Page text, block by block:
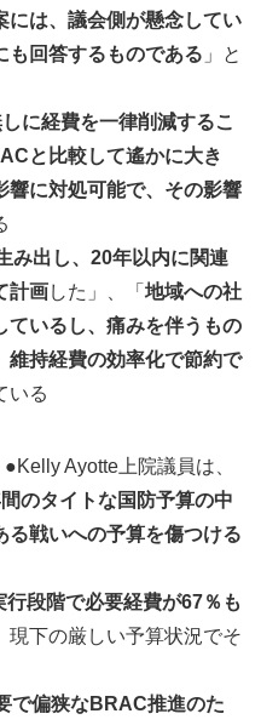
には、議会側が懸念してい
も回答するものである 」と
に経費を一律削減するこ
と比較して遙かに大き
響に対処可能で、その影響
み出し、20年以内に関連
計画した」、「 地域への社
ているし、痛みを伴うもの
維持経費の効率化で節約で
いる
●Kelly Ayotte上院議員は、
のタイトな国防予算の中
る戦いへの予算を傷つける
段階で必要経費が67％も
、現下の厳しい予算状況でそ
で偏狭なBRAC推進のた